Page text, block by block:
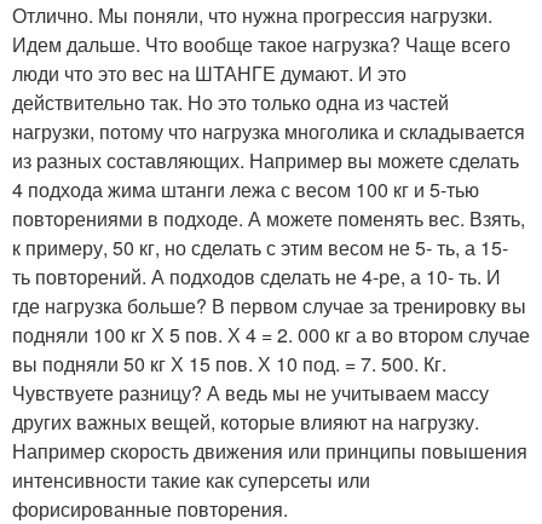
Отлично. Мы поняли, что нужна прогрессия нагрузки.
Идем дальше. Что вообще такое нагрузка? Чаще всего
люди что это вес на ШТАНГЕ думают. И это
действительно так. Но это только одна из частей
нагрузки, потому что нагрузка многолика и складывается
из разных составляющих. Например вы можете сделать
4 подхода жима штанги лежа с весом 100 кг и 5-тью
повторениями в подходе. А можете поменять вес. Взять,
к примеру, 50 кг, но сделать с этим весом не 5- ть, а 15-
ть повторений. А подходов сделать не 4-ре, а 10- ть. И
где нагрузка больше? В первом случае за тренировку вы
подняли 100 кг Х 5 пов. Х 4 = 2. 000 кг а во втором случае
вы подняли 50 кг Х 15 пов. Х 10 под. = 7. 500. Кг.
Чувствуете разницу? А ведь мы не учитываем массу
других важных вещей, которые влияют на нагрузку.
Например скорость движения или принципы повышения
интенсивности такие как суперсеты или
форисированные повторения.